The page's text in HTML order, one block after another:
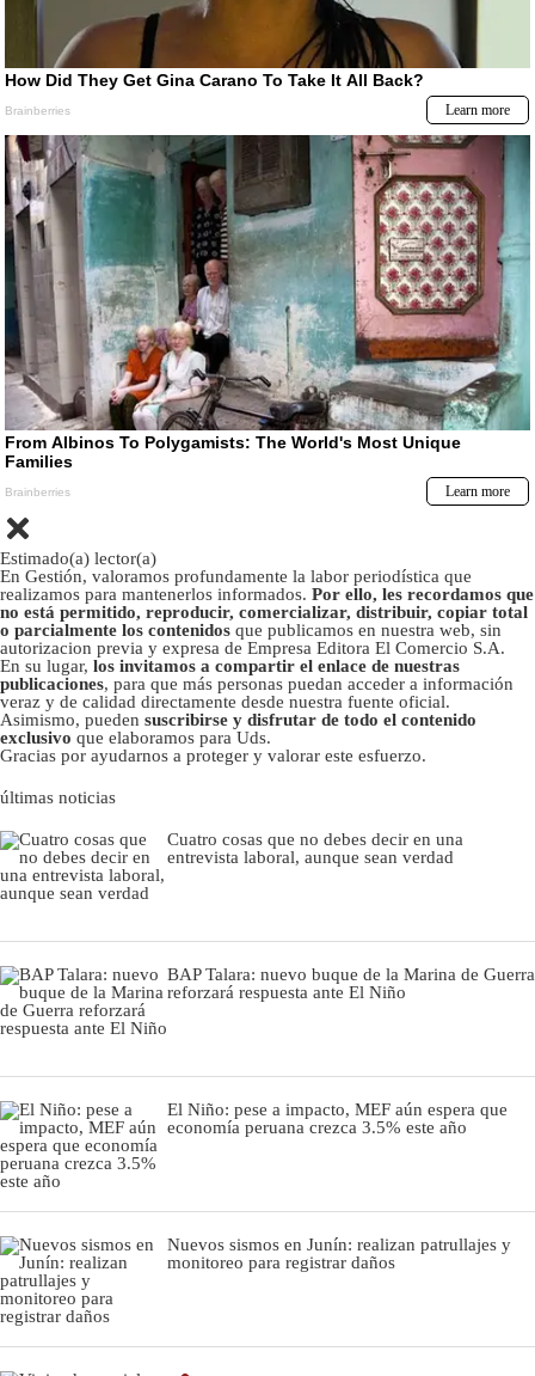
Estimado(a) lector(a)
En Gestión, valoramos profundamente la labor periodística que
realizamos para mantenerlos informados. Por ello, les recordamos que
no está permitido, reproducir, comercializar, distribuir, copiar total
o parcialmente los contenidos que publicamos en nuestra web, sin
autorizacion previa y expresa de Empresa Editora El Comercio S.A.
En su lugar, los invitamos a compartir el enlace de nuestras
publicaciones, para que más personas puedan acceder a información
veraz y de calidad directamente desde nuestra fuente oficial.
Asimismo, pueden suscribirse y disfrutar de todo el contenido
exclusivo que elaboramos para Uds.
Gracias por ayudarnos a proteger y valorar este esfuerzo.
últimas noticias
Cuatro cosas que no debes decir en una
entrevista laboral, aunque sean verdad
BAP Talara: nuevo buque de la Marina de Guerra
reforzará respuesta ante El Niño
El Niño: pese a impacto, MEF aún espera que
economía peruana crezca 3.5% este año
Nuevos sismos en Junín: realizan patrullajes y
monitoreo para registrar daños